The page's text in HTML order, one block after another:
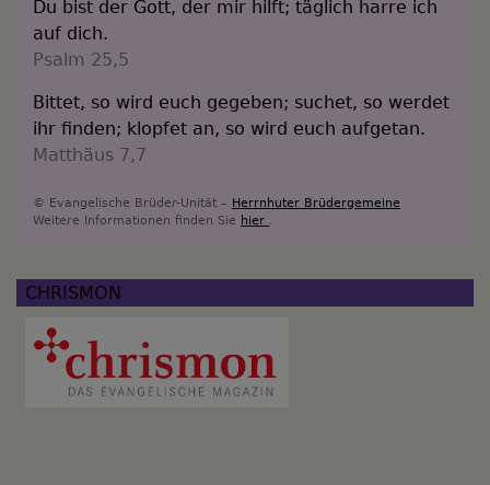
Du bist der Gott, der mir hilft; täglich harre ich
auf dich.
Psalm 25,5
Bittet, so wird euch gegeben; suchet, so werdet
ihr finden; klopfet an, so wird euch aufgetan.
Matthäus 7,7
© Evangelische Brüder-Unität – Herrnhuter Brüdergemeine
Weitere Informationen finden Sie hier .
CHRISMON